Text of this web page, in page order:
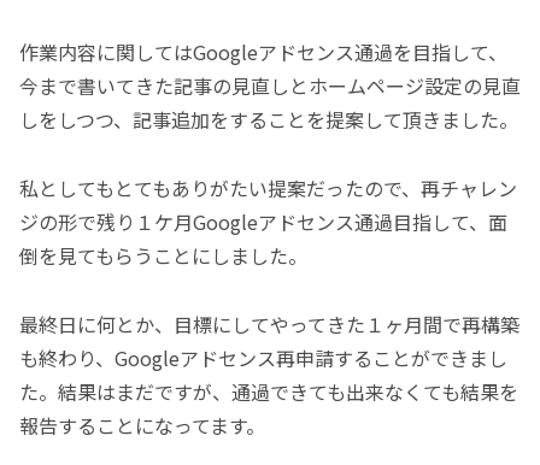
作業内容に関してはGoogleアドセンス通過を目指して、
今まで書いてきた記事の見直しとホームページ設定の見直
しをしつつ、記事追加をすることを提案して頂きました。
私としてもとてもありがたい提案だったので、再チャレン
ジの形で残り１ケ月Googleアドセンス通過目指して、面
倒を見てもらうことにしました。
最終日に何とか、目標にしてやってきた１ヶ月間で再構築
も終わり、Googleアドセンス再申請することができまし
た。結果はまだですが、通過できても出来なくても結果を
報告することになってます。